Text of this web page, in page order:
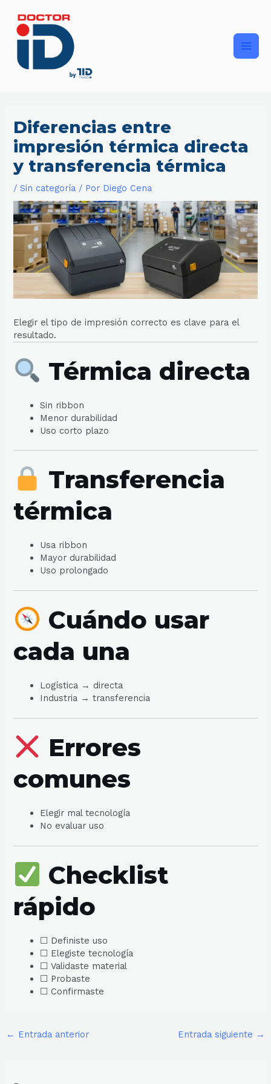
contenido
Diferencias entre
impresión térmica directa
y transferencia térmica
/Sin categoría / Por Diego Cena
Elegir el tipo de impresión correcto es clave para el
resultado.
Térmica directa
Sin ribbon
Menor durabilidad
Uso corto plazo
Transferencia
térmica
Usa ribbon
Mayor durabilidad
Uso prolongado
Cuándo usar
cada una
Logística → directa
Industria → transferencia
Errores
comunes
Elegir mal tecnología
No evaluar uso
Checklist
rápido
☐ Definiste uso
☐ Elegiste tecnología
☐ Validaste material
☐ Probaste
☐ Confirmaste
← Entrada anterior Entrada siguiente →